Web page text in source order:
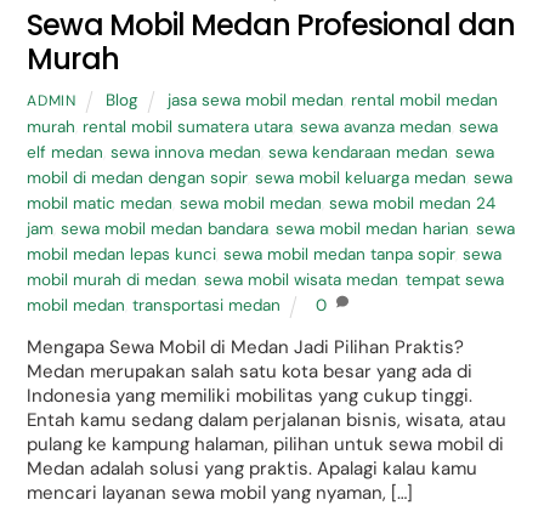
Sewa Mobil Medan Profesional dan
Murah
ADMIN Blog jasa sewa mobil medan rental mobil medan
murah rental mobil sumatera utara ,sewa avanza medan ,sewa
elf medan ,sewa innova medan ,sewa kendaraan medan ,sewa
mobil di medan dengan sopir ,sewa mobil keluarga medan ,sewa
mobil matic medan ,sewa mobil medan ,sewa mobil medan 24
jam ,sewa mobil medan bandara ,sewa mobil medan harian ,sewa
mobil medan lepas kunci ,sewa mobil medan tanpa sopir ,sewa
mobil murah di medan ,sewa mobil wisata medan ,tempat sewa
mobil medan ,transportasi medan 0
Mengapa Sewa Mobil di Medan Jadi Pilihan Praktis?
Medan merupakan salah satu kota besar yang ada di
Indonesia yang memiliki mobilitas yang cukup tinggi.
Entah kamu sedang dalam perjalanan bisnis, wisata, atau
pulang ke kampung halaman, pilihan untuk sewa mobil di
Medan adalah solusi yang praktis. Apalagi kalau kamu
mencari layanan sewa mobil yang nyaman, […]